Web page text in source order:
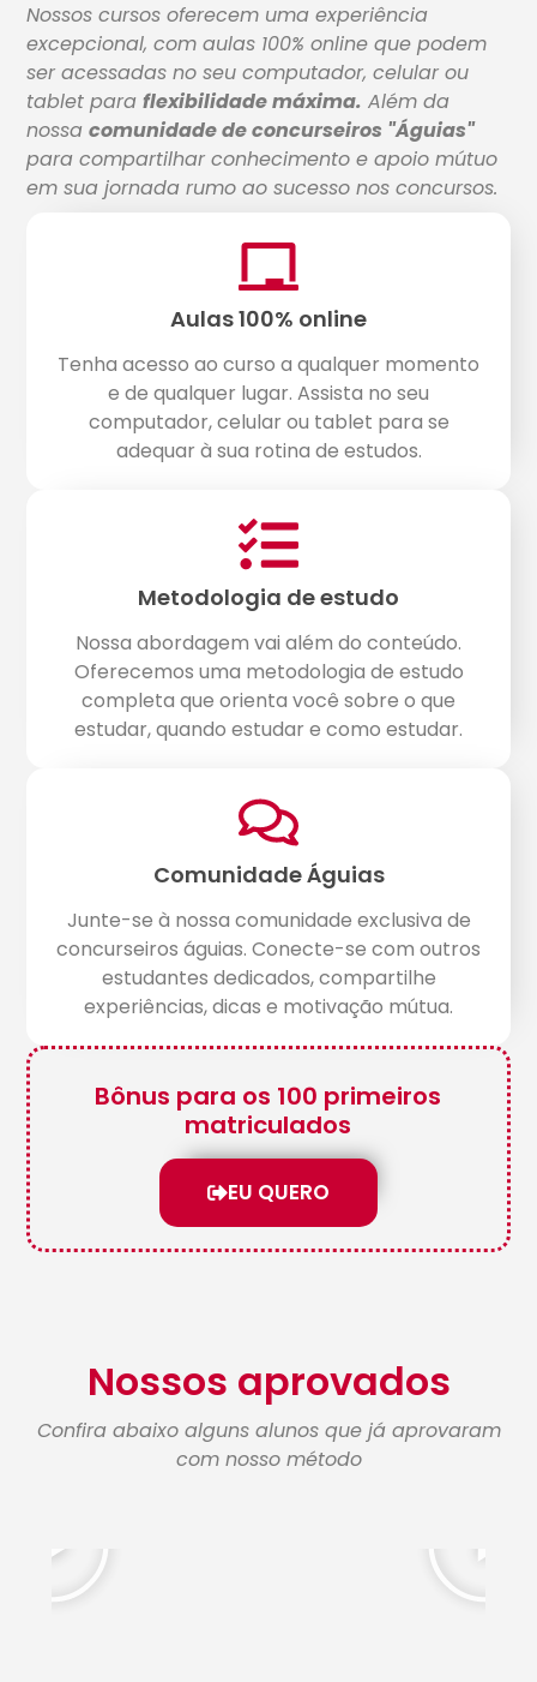
Nossos cursos oferecem uma experiência
excepcional, com aulas 100% online que podem
ser acessadas no seu computador, celular ou
tablet paraflexibilidade máxima. Além da
nossacomunidade de concurseiros "Águias"
para compartilhar conhecimento e apoio mútuo
em sua jornada rumo ao sucesso nos concursos.
Aulas 100% online
Tenha acesso ao curso a qualquer momento
e de qualquer lugar. Assista no seu
computador, celular ou tablet para se
adequar à sua rotina de estudos.
Metodologia de estudo
Nossa abordagem vai além do conteúdo.
Oferecemos uma metodologia de estudo
completa que orienta você sobre o que
estudar, quando estudar e como estudar.
Comunidade Águias
Junte-se à nossa comunidade exclusiva de
concurseiros águias. Conecte-se com outros
estudantes dedicados, compartilhe
experiências, dicas e motivação mútua.
Bônus para os 100 primeiros
matriculados
EU QUERO
Nossos aprovados
Confira abaixo alguns alunos que já aprovaram
com nosso método